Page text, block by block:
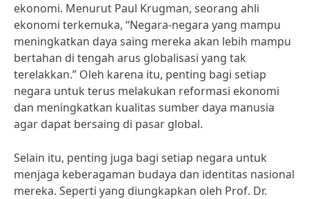
ekonomi. Menurut Paul Krugman, seorang ahli
ekonomi terkemuka, “Negara-negara yang mampu
meningkatkan daya saing mereka akan lebih mampu
bertahan di tengah arus globalisasi yang tak
terelakkan.” Oleh karena itu, penting bagi setiap
negara untuk terus melakukan reformasi ekonomi
dan meningkatkan kualitas sumber daya manusia
agar dapat bersaing di pasar global.
Selain itu, penting juga bagi setiap negara untuk
menjaga keberagaman budaya dan identitas nasional
mereka. Seperti yang diungkapkan oleh Prof. Dr.